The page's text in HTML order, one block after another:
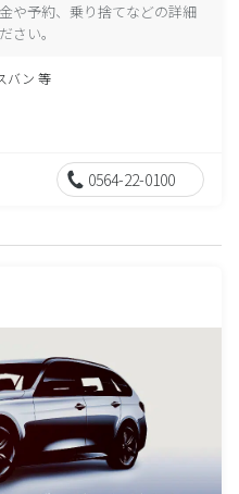
や予約、乗り捨てなどの詳細
さい。
バン 等
0564-22-0100